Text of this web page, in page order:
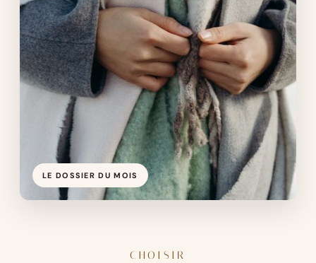
LE DOSSIER DU MOIS
CHOISIR